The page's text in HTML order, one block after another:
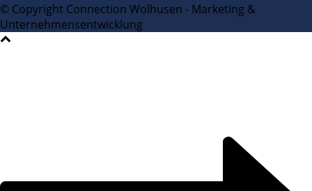
© Copyright Connection Wolhusen - Marketing &
Unternehmensentwicklung